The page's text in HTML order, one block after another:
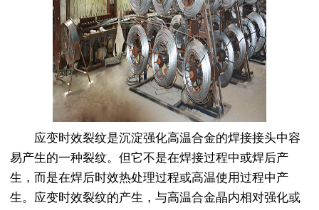
应变时效裂纹是沉淀强化高温合金的焊接接头中容
易产生的一种裂纹。但它不是在焊接过程中或焊后产
生，而是在焊后时效热处理过程或高温使用过程中产
生。应变时效裂纹的产生，与高温合金晶内相对强化或